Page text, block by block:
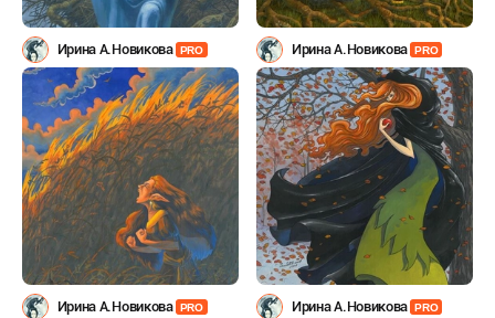
Ирина А.Новикова PRO Ирина А.Новикова PRO
Ирина А.Новикова PRO Ирина А.Новикова PRO